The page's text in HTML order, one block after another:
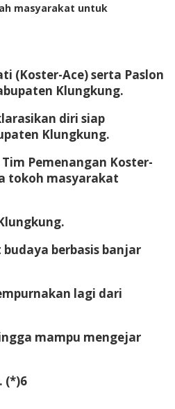
masyarakat untuk
(Koster-Ace) serta Paslon
Klungkung.
diri siap
Klungkung.
Pemenangan Koster-
tokoh masyarakat
berbasis banjar
lagi dari
mampu mengejar
(*)6